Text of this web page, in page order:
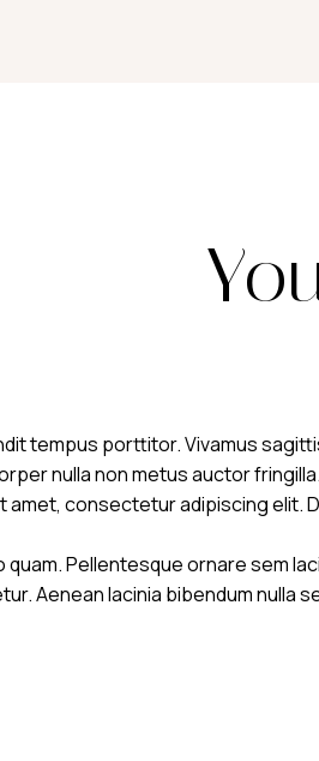
tempus porttitor. Vivamus
nulla non metus auctor
amet, consectetur adipiscing elit.
quam. Pellentesque ornare sem
Aenean lacinia bibendum nulla